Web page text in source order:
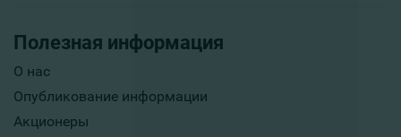
Полезная информация
О нас
Опубликование информации
Акционеры